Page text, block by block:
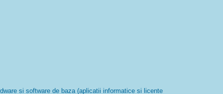
si software de baza (aplicatii informatice si licente